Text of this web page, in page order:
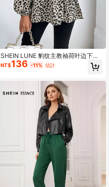
SHEIN LUNE 豹纹主教袖荷叶边下摆
衬衫，女士休闲荷叶边，荷叶边下
摆，荷叶边领长袖立领常规版型长款
季，休闲日常穿着荷叶边上衣
NT$136 -11% 估計